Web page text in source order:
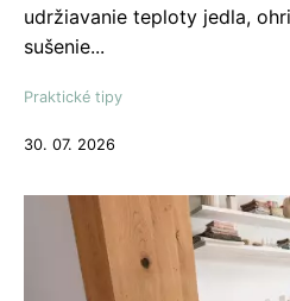
udržiavanie teploty jedla,
sušenie...
Praktické tipy
30. 07. 2026